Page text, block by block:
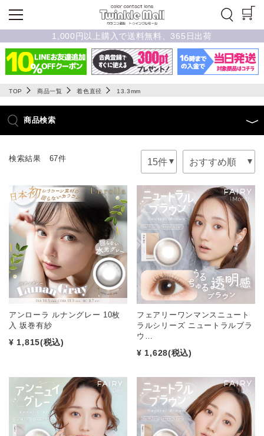
1,000円以上購入で送料無料、365日出荷
TOP 商品一覧 着色直径 13.3mm
商品検索
検索結果 67件
アンローラ ルナングレー 10枚
入 坂巻有紗
¥ 1,815(税込)
フェアリーワンマンスニュート
ラルシリーズ ニュートラルブラ
ウ…
¥ 1,628(税込)